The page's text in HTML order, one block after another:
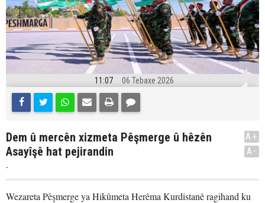
11:07 06 Tebaxe 2026
Dem û mercên xizmeta Pêşmerge û hêzên
Asayîşê hat pejirandin
.
A+
A-
Wezareta Pêşmerge ya Hikûmeta Herêma Kurdistanê ragihand ku